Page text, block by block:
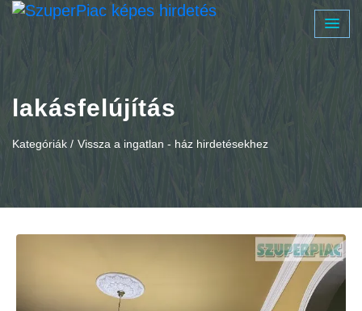
lakásfelújítás
Kategóriák / Vissza a ingatlan - ház hirdetésekhez